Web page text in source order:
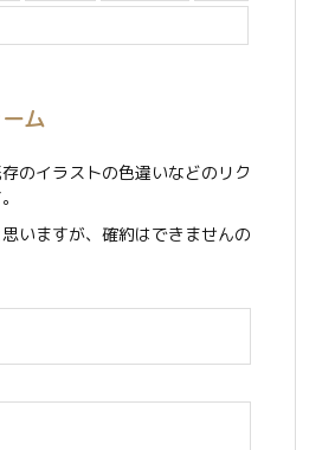
ム
のイラストの色違いなどのリク
いますが、確約はできませんの